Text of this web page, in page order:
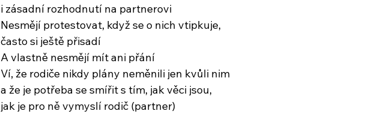
i zásadní rozhodnutí na partnerovi
Nesmějí protestovat, když se o nich vtipkuje,
často si ještě přisadí
A vlastně nesmějí mít ani přání
Ví, že rodiče nikdy plány neměnili jen kvůli nim
a že je potřeba se smířit s tím, jak věci jsou,
jak je pro ně vymyslí rodič (partner)